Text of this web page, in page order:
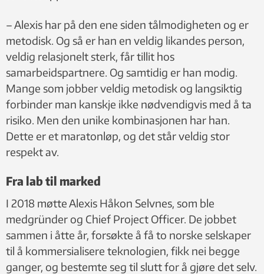
– Alexis har på den ene siden tålmodigheten og er
metodisk. Og så er han en veldig likandes person,
veldig relasjonelt sterk, får tillit hos
samarbeidspartnere. Og samtidig er han modig.
Mange som jobber veldig metodisk og langsiktig
forbinder man kanskje ikke nødvendigvis med å ta
risiko. Men den unike kombinasjonen har han.
Dette er et maratonløp, og det står veldig stor
respekt av.
Fra lab til marked
I 2018 møtte Alexis Håkon Selvnes, som ble
medgründer og Chief Project Officer. De jobbet
sammen i åtte år, forsøkte å få to norske selskaper
til å kommersialisere teknologien, fikk nei begge
ganger, og bestemte seg til slutt for å gjøre det selv.